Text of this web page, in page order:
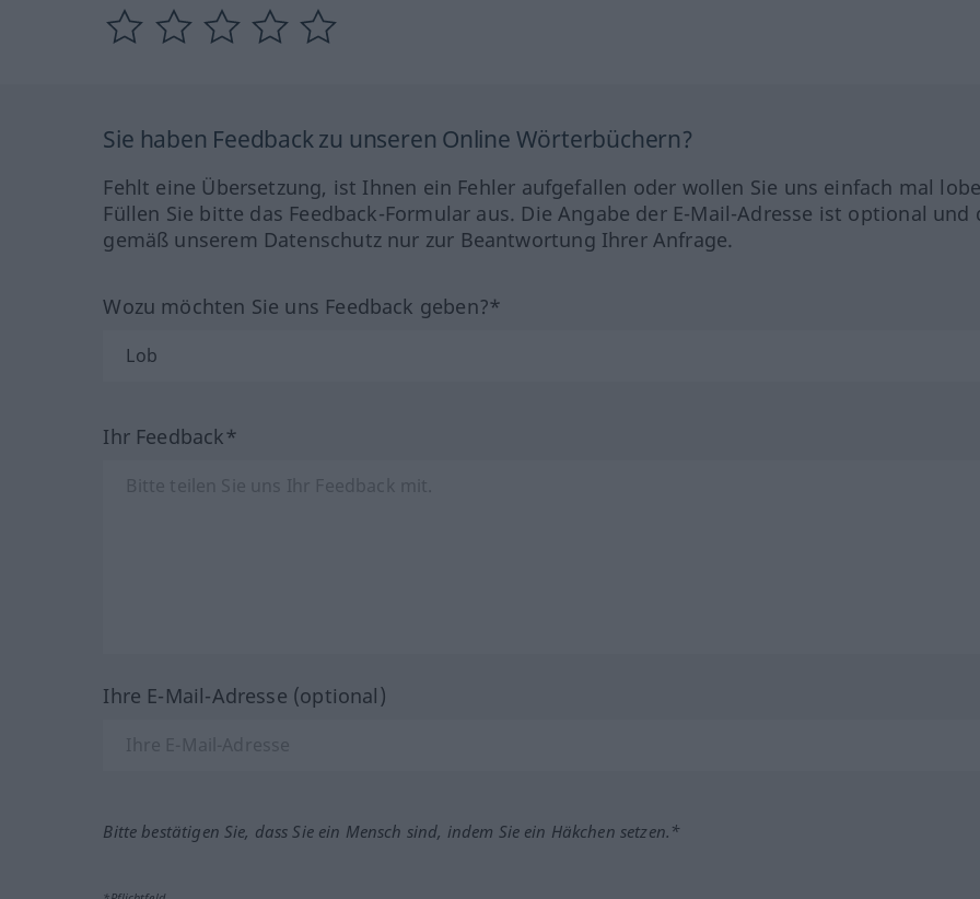
Sie haben Feedback zu unseren Online Wörterbüchern?
Fehlt eine Übersetzung, ist Ihnen ein Fehler aufgefallen oder wollen Sie uns einfach mal
Füllen Sie bitte das Feedback-Formular aus. Die Angabe der E-Mail-Adresse ist optional und
gemäß unserem Datenschutz nur zur Beantwortung Ihrer Anfrage.
Wozu möchten Sie uns Feedback geben?*
Ihr Feedback*
Ihre E-Mail-Adresse (optional)
Bitte bestätigen Sie, dass Sie ein Mensch sind, indem Sie ein Häkchen setzen.*